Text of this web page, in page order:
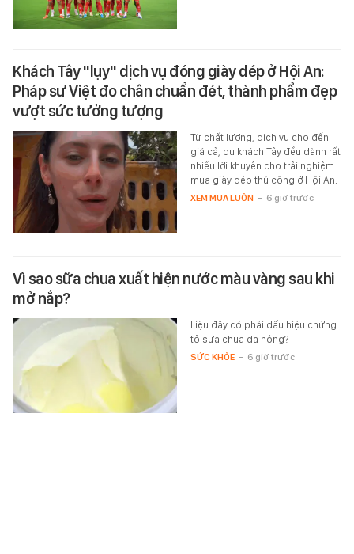
Khách Tây "lụy" dịch vụ đóng giày dép ở Hội An:
Pháp sư Việt đo chân chuẩn đét, thành phẩm đẹp
vượt sức tưởng tượng
Từ chất lượng, dịch vụ cho đến
giá cả, du khách Tây đều dành rất
nhiều lời khuyên cho trải nghiệm
mua giày dép thủ công ở Hội An.
XEM MUA LUÔN - 6 giờ trước
Vì sao sữa chua xuất hiện nước màu vàng sau khi
mở nắp?
Liệu đây có phải dấu hiệu chứng
tỏ sữa chua đã hỏng?
SỨC KHỎE - 6 giờ trước